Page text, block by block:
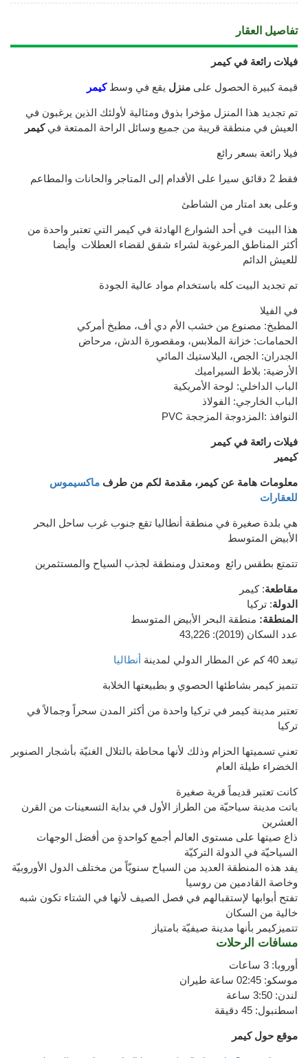
تفاصيل العقار
فيلات رائعة في كيمر
قيمة كبيرة الحصول على منزل يقع في وسط كيمر
تم تجديد هذا المنزل مؤخرا بذوق ومثالية لأولئك الذين يرغبون في
العيش في منطقة قريبة من جميع وسائل الراحة الممتعة في كيمر
فيلا رائعة بسعر رائع
فقط 2 دقائق سيرا على الأقدام إلى المتاجر والحانات والمطاعم
وعلى بعد امتار من الشاطئ
هذا البيت في أحد الشوارع الهادئة فيكيمر التي تعتبر واحدة من
أكثر المناطق المرغوبة لشراء شقق لقضاء العطلات وأيضا
للعيش الدائم
تم تجديد البيت كله باستخدام مواد عالية الجودة
في الفيلا
المطبخ: مصنوع من خشب الأم دي أف، مطبخ أمركي
الحمامات: خزانة الملابس، ومقصورة الدش، مرحاض
الجدران: الجص، البلاستيك المائي
الأرضية: بلاط السيراميك
الباب الداخلي: لوحة الأمريكية
الباب الخارجي: الفولاذ
PVC النوافذ :المزدوجة المزججة
فيلات رائعة في كيمر
كيمير
معلومات هامة عن كيمر، مقدمة لكم من طرف ماكسيموس
للعقارات
هي بلدة صغيرة في منطقة أنطاليا تقع جنوب غرب ساحل البحر
الأبيض المتوسط
تتمتع بطقس رائع ومعتدل ومنطقة لجذب السياح والمستثمرين
مقاطعة:كيمر
الدولة: تركيا
المنطقة: منطقة البحر الأبيض المتوسط
عدد السكان (
2019):
تبعد 40 كم عن المطار الدولي لمدينة أنطاليا
تتميز كيمر بشاطئها الحصوي و بطبيعتها الخلابة
تعتبر مدينة كيمر في تركيا واحدة من أكثر المدن سحراً وجمالاً في
تركيا
تعني تسميتها الحزام وذلك لأنها محاطة بالتلال الغنيّة بأشجار الصنوبر
الخضراء طيلة العام
كانت تعتبر قديماً قرية صغيرة
باتت مدينة سياحيّة من الطراز الأول في بداية التسعينات من القرن
العشرين
ذاع صيتها على مستوى العالم أجمع كواحدةٍ من أفضل الوجهات
السياحيّة في الدولة التركيّة
يفد هذه المنطقة العديد من السياح سنويّاً من مختلف الدول الأوروبيّة
وخاصة القادمين من روسيا
تفتح أبوابها لإستقبالهم في فصل الصيف لأنها في الشتاء تكون شبه
خالية من السكان
تتميزكيمر بأنها مدينة صيفيّة بامتياز
مسافات الرحلات
أوروبا: 3 ساعات
موسكو:
02:45 ساعة طيران
لندن:
3:50 ساعة
اسطنبول: 45 دقيقة
موقع حول كيمر